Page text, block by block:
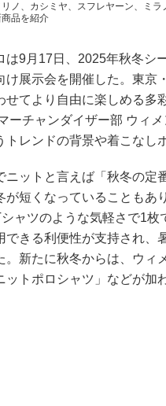
リノ、カシミヤ、スフレヤーン、ミ
品を紹介
9月17日、2025年秋冬シ
け展示会を開催した。東京
せてより自由に楽しめる多
ーチャンダイザー部 ウィ
トレンドの背景や着こなし
ットと言えば「秋冬の定
が短くなっていることもあ
ャツのような気軽さで1
できる利便性が支持され、
。新たに秋冬からは、ウィ
ットポロシャツ」などが加